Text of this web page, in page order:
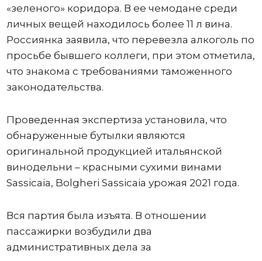
«зеленого» коридора. В ее чемодане среди
личных вещей находилось более 11 л вина.
Россиянка заявила, что перевезла алкоголь по
просьбе бывшего коллеги, при этом отметила,
что знакома с требованиями таможенного
законодательства.
Проведенная экспертиза установила, что
обнаруженные бутылки являются
оригинальной продукцией итальянской
винодельни – красными сухими винами
Sassicaia, Bolgheri Sassicaia урожая 2021 года.
Вся партия была изъята. В отношении
пассажирки возбудили два
административных дела за